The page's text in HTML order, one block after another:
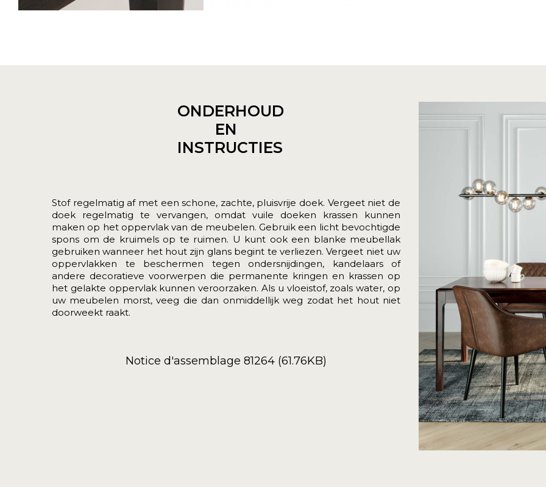
ONDERHOUD
EN
INSTRUCTIES
Stof regelmatig af met een schone, zachte, pluisvrije doek. Vergeet niet de
doek regelmatig te vervangen, omdat vuile doeken krassen kunnen
maken op het oppervlak van de meubelen. Gebruik een licht bevochtigde
spons om de kruimels op te ruimen. U kunt ook een blanke meubellak
gebruiken wanneer het hout zijn glans begint te verliezen. Vergeet niet uw
oppervlakken te beschermen tegen ondersnijdingen, kandelaars of
andere decoratieve voorwerpen die permanente kringen en krassen op
het gelakte oppervlak kunnen veroorzaken. Als u vloeistof, zoals water, op
uw meubelen morst, veeg die dan onmiddellijk weg zodat het hout niet
doorweekt raakt.
Notice d'assemblage 81264 (61.76KB)